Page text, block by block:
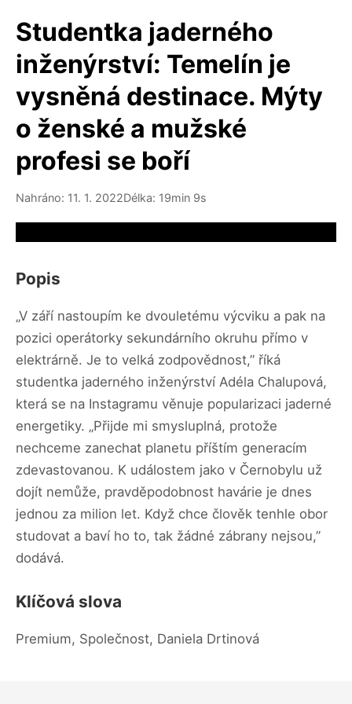
Studentka jaderného
inženýrství: Temelín je
vysněná destinace. Mýty
o ženské a mužské
profesi se boří
Nahráno: 11. 1. 2022Délka: 19min 9s
Popis
„V září nastoupím ke dvouletému výcviku a pak na
pozici operátorky sekundárního okruhu přímo v
elektrárně. Je to velká zodpovědnost,” říká
studentka jaderného inženýrství Adéla Chalupová,
která se na Instagramu věnuje popularizaci jaderné
energetiky. „Přijde mi smysluplná, protože
nechceme zanechat planetu příštím generacím
zdevastovanou. K událostem jako v Černobylu už
dojít nemůže, pravděpodobnost havárie je dnes
jednou za milion let. Když chce člověk tenhle obor
studovat a baví ho to, tak žádné zábrany nejsou,”
dodává.
Klíčová slova
Premium, Společnost, Daniela Drtinová